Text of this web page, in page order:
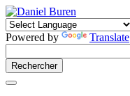
Powered by Translate